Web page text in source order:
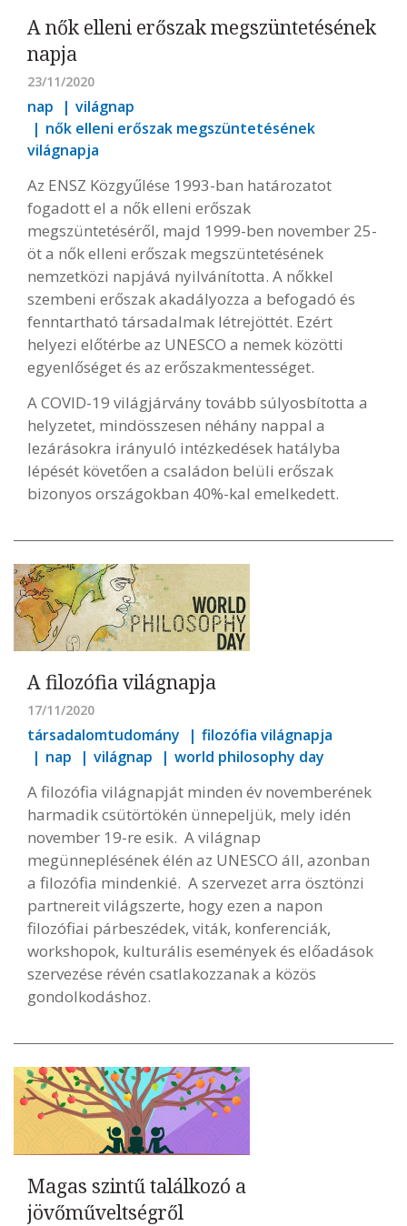
A nők elleni erőszak megszüntetésének
napja
23/11/2020
nap
világnap
nők elleni erőszak megszüntetésének
világnapja
Az ENSZ Közgyűlése 1993-ban határozatot
fogadott el a nők elleni erőszak
megszüntetéséről, majd 1999-ben november 25-
öt a nők elleni erőszak megszüntetésének
nemzetközi napjává nyilvánította. A nőkkel
szembeni erőszak akadályozza a befogadó és
fenntartható társadalmak létrejöttét. Ezért
helyezi előtérbe az UNESCO a nemek közötti
egyenlőséget és az erőszakmentességet.
A COVID-19 világjárvány tovább súlyosbította a
helyzetet, mindösszesen néhány nappal a
lezárásokra irányuló intézkedések hatályba
lépését követően a családon belüli erőszak
bizonyos országokban 40%-kal emelkedett.
A filozófia világnapja
17/11/2020
társadalomtudomány
filozófia világnapja
nap
világnap world philosophy day
A filozófia világnapját minden év novemberének
harmadik csütörtökén ünnepeljük, mely idén
november 19-re esik. A világnap
megünneplésének élén az UNESCO áll, azonban
a filozófia mindenkié. A szervezet arra ösztönzi
partnereit világszerte, hogy ezen a napon
filozófiai párbeszédek, viták, konferenciák,
workshopok, kulturális események és előadások
szervezése révén csatlakozzanak a közös
gondolkodáshoz.
Magas szintű találkozó a
jövőműveltségről